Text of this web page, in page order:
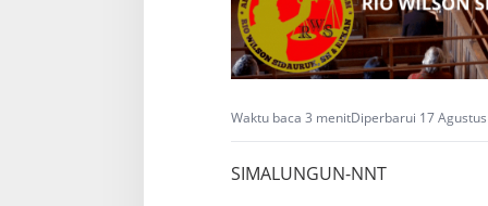
Waktu baca 3 menitDiperbarui 17
SIMALUNGUN-NNT